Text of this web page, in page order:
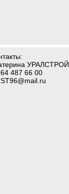
УРАЛСТРОЙ
487 66 00